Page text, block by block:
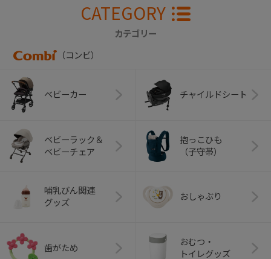
CATEGORY
カテゴリー
（コンビ）
ベビーカー チャイルドシート
ベビーラック＆
ベビーチェア
抱っこひも
（子守帯）
哺乳びん関連
グッズ
おしゃぶり
歯がため
おむつ・
トイレグッズ